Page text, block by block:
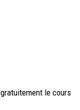
gratuitement le cours